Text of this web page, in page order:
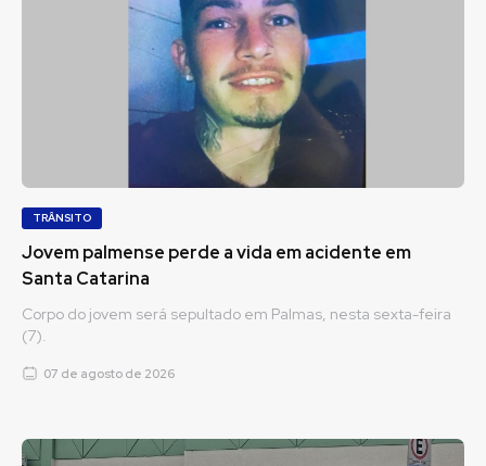
TRÂNSITO
Jovem palmense perde a vida em acidente em
Santa Catarina
Corpo do jovem será sepultado em Palmas, nesta sexta-feira
(7).
07 de agosto de 2026